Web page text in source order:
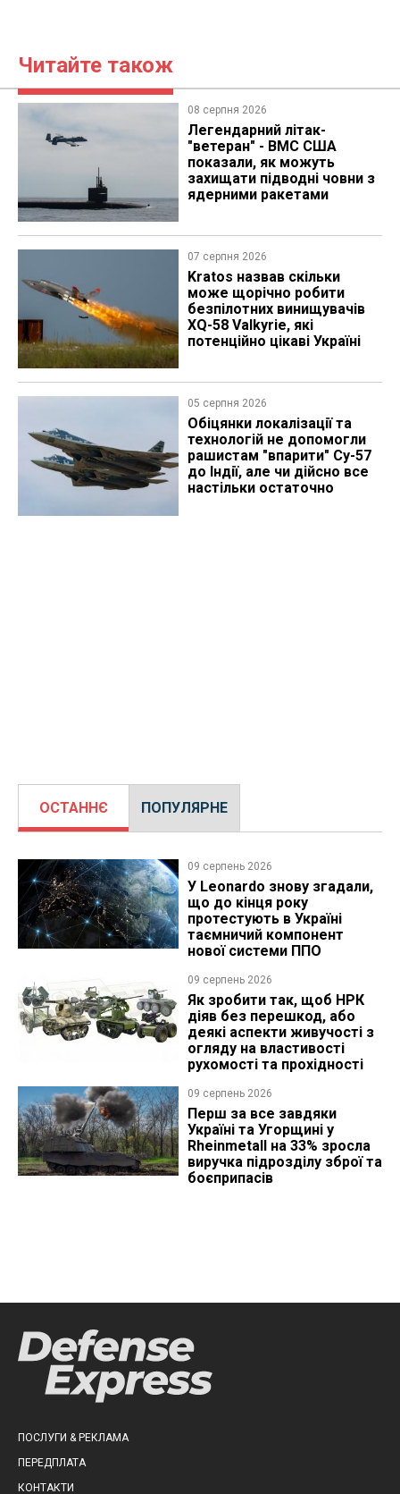
Читайте також
08 серпня 2026
Легендарний літак-
"ветеран" - ВМС США
показали, як можуть
захищати підводні човни з
ядерними ракетами
07 серпня 2026
Kratos назвав скільки
може щорічно робити
безпілотних винищувачів
XQ-58 Valkyrie, які
потенційно цікаві Україні
05 серпня 2026
Обіцянки локалізації та
технологій не допомогли
рашистам "впарити" Су-57
до Індії, але чи дійсно все
настільки остаточно
ОСТАННЄ ПОПУЛЯРНЕ
09 серпень 2026
У Leonardo знову згадали,
що до кінця року
протестують в Україні
таємничий компонент
нової системи ППО
09 серпень 2026
Як зробити так, щоб НРК
діяв без перешкод, або
деякі аспекти живучості з
огляду на властивості
рухомості та прохідності
09 серпень 2026
Перш за все завдяки
Україні та Угорщині у
Rheinmetall на 33% зросла
виручка підрозділу зброї та
боєприпасів
ПОСЛУГИ & РЕКЛАМА
ПЕРЕДПЛАТА
КОНТАКТИ